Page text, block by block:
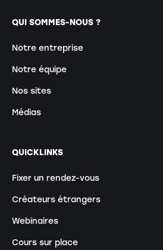
QUI SOMMES-NOUS ?
Notre entreprise
Notre équipe
Nos sites
Médias
QUICKLINKS
Fixer un rendez-vous
Créateurs étrangers
Webinaires
Cours sur place